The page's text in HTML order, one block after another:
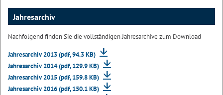
Jahresarchiv
Nachfolgend finden Sie die vollständigen Jahresarchive zum Download
Jahresarchiv 2013 (pdf, 94.3 KB)
Jahresarchiv 2014 (pdf, 129.9 KB)
Jahresarchiv 2015 (pdf, 159.8 KB)
Jahresarchiv 2016 (pdf, 150.1 KB)